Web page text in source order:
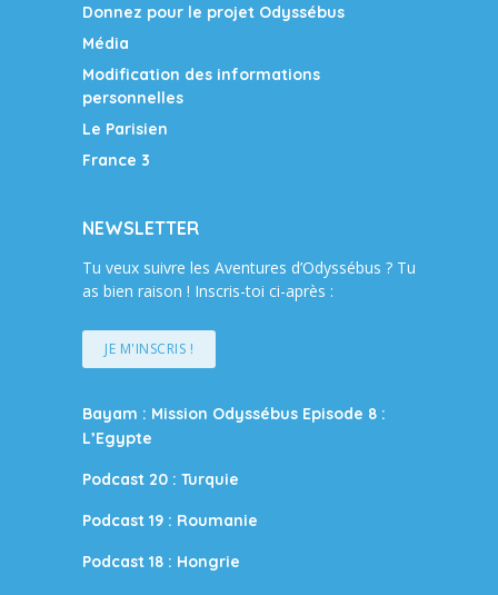
Donnez pour le projet Odyssébus
Média
Modification des informations
personnelles
Le Parisien
France 3
NEWSLETTER
Tu veux suivre les Aventures d’Odyssébus ? Tu
as bien raison ! Inscris-toi ci-après :
JE M'INSCRIS !
Bayam : Mission Odyssébus Episode 8 :
L’Egypte
Podcast 20 : Turquie
Podcast 19 : Roumanie
Podcast 18 : Hongrie